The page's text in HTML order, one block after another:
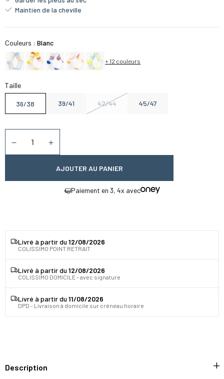
Maintien de la cheville
Couleurs : Blanc
+ 12 couleurs
Taille
36/38 39/41 42/44 45/47
AJOUTER AU PANIER
Paiement en 3, 4x avec
Livré à partir du 12/08/2026
COLISSIMO POINT RETRAIT
Livré à partir du 12/08/2026
COLISSIMO DOMICILE - avec signature
Livré à partir du 11/08/2026
DPD - Livraison à domicile sur créneau horaire
Description